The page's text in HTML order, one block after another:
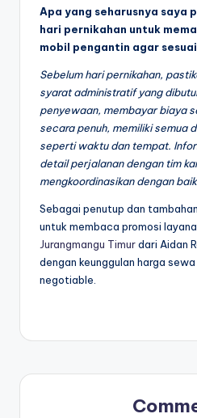
Apa yang seharusnya saya
hari pernikahan untuk
mobil pengantin agar
Sebelum hari pernikahan,
syarat administratif yang
penyewaan, membayar biaya
secara penuh, memiliki semua
seperti waktu dan tempat.
detail perjalanan dengan tim
mengkoordinasikan dengan
Sebagai penutup dan
untuk membaca promosi
Jurangmangu Timurdari Aidan
dengan keunggulan harga
negotiable.